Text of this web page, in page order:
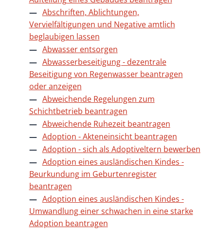
Abschriften, Ablichtungen,
Vervielfältigungen und Negative amtlich
beglaubigen lassen
Abwasser entsorgen
Abwasserbeseitigung - dezentrale
Beseitigung von Regenwasser beantragen
oder anzeigen
Abweichende Regelungen zum
Schichtbetrieb beantragen
Abweichende Ruhezeit beantragen
Adoption - Akteneinsicht beantragen
Adoption - sich als Adoptiveltern bewerben
Adoption eines ausländischen Kindes -
Beurkundung im Geburtenregister
beantragen
Adoption eines ausländischen Kindes -
Umwandlung einer schwachen in eine starke
Adoption beantragen